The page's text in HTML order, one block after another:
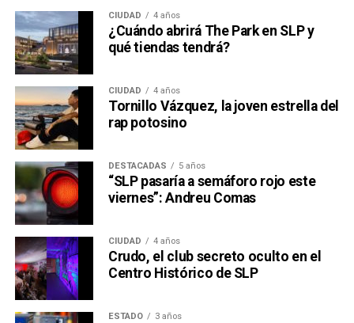
CIUDAD 4 años
¿Cuándo abrirá The Park en SLP y
qué tiendas tendrá?
CIUDAD 4 años
Tornillo Vázquez, la joven estrella del
rap potosino
DESTACADAS 5 años
“SLP pasaría a semáforo rojo este
viernes”: Andreu Comas
CIUDAD 4 años
Crudo, el club secreto oculto en el
Centro Histórico de SLP
ESTADO 3 años